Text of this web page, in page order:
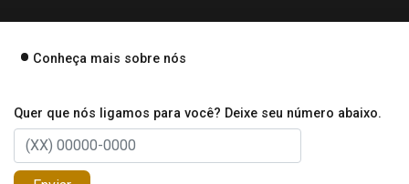
Conheça mais sobre nós
Quer que nós ligamos para você? Deixe seu número abaixo.